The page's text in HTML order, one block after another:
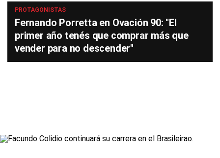
PROTAGONISTAS
Fernando Porretta en Ovación 90: "El
primer año tenés que comprar más que
vender para no descender"